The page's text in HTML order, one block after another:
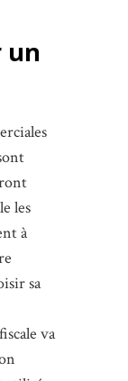
un
les
à
sa
va